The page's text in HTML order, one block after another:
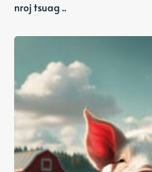
nroj tsuag ..